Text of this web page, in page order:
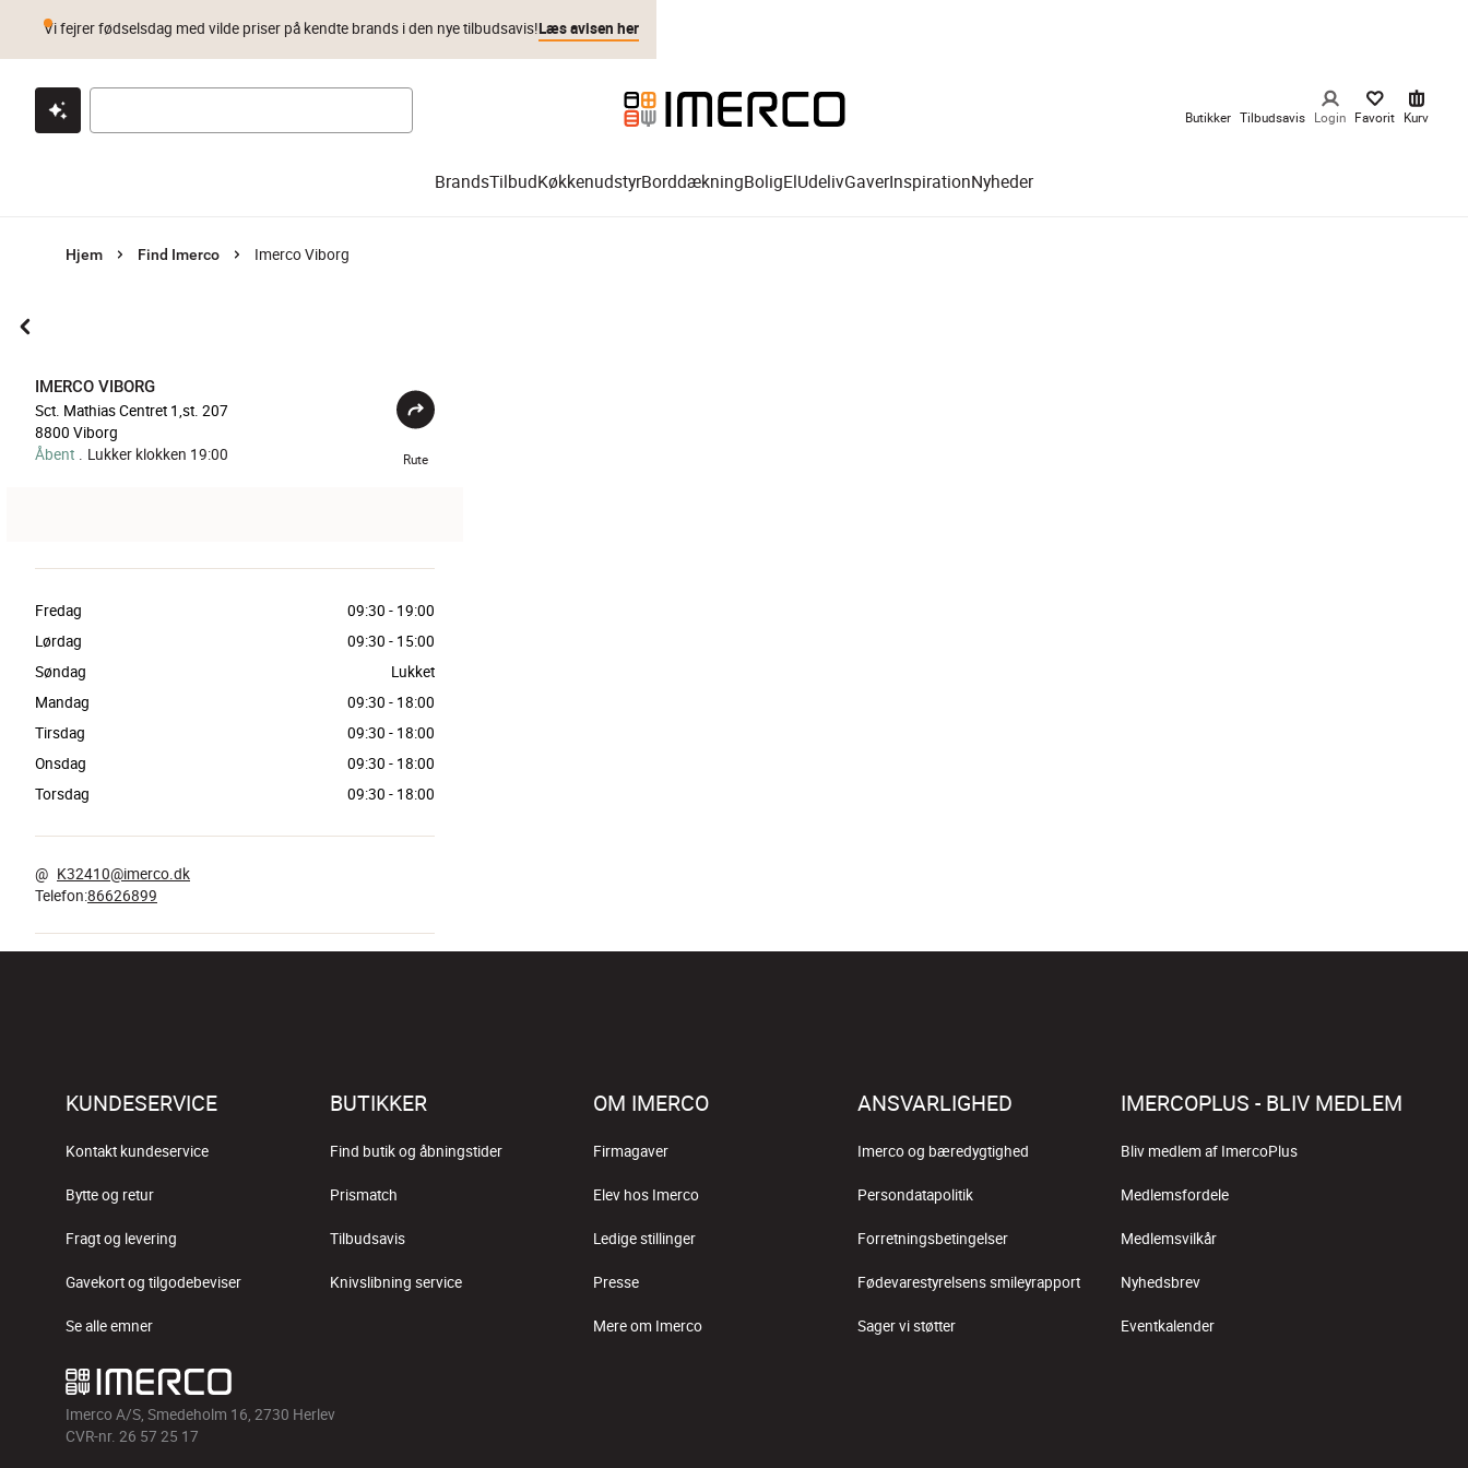
Klik & hent Byt i 1 år Prismatch
Vi fejrer fødselsdag med vilde priser på kendte brands i den nye tilbudsavis!Læs avisen her
Butikker Tilbudsavis Login Favorit Kurv
BrandsTilbudKøkkenudstyrBorddækningBoligElUdelivGaverInspirationNyheder
Hjem Find Imerco Imerco Viborg
IMERCO VIBORG
Sct. Mathias Centret 1,st. 207
8800 Viborg
Åbent . Lukker klokken 19:00 Rute
Fredag 09:30 - 19:00
Lørdag
09:30 - 15:00
Søndag
Lukket
Mandag
09:30 - 18:00
Tirsdag
09:30 - 18:00
Onsdag
09:30 - 18:00
Torsdag
09:30 - 18:00
@ K32410@imerco.dk
Telefon:86626899
KUNDESERVICE
Kontakt kundeservice
Bytte og retur
Fragt og levering
Gavekort og tilgodebeviser
Se alle emner
BUTIKKER
Find butik og åbningstider
Prismatch
Tilbudsavis
Knivslibning service
OM IMERCO
Firmagaver
Elev hos Imerco
Ledige stillinger
Presse
Mere om Imerco
ANSVARLIGHED
Imerco og bæredygtighed
Persondatapolitik
Forretningsbetingelser
Fødevarestyrelsens smileyrapport
Sager vi støtter
IMERCOPLUS - BLIV MEDLEM
Bliv medlem af ImercoPlus
Medlemsfordele
Medlemsvilkår
Nyhedsbrev
Eventkalender
Imerco A/S, Smedeholm 16, 2730 Herlev
CVR-nr. 26 57 25 17